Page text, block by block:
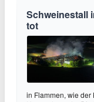
Schweinestall
tot
in Flammen, wie der